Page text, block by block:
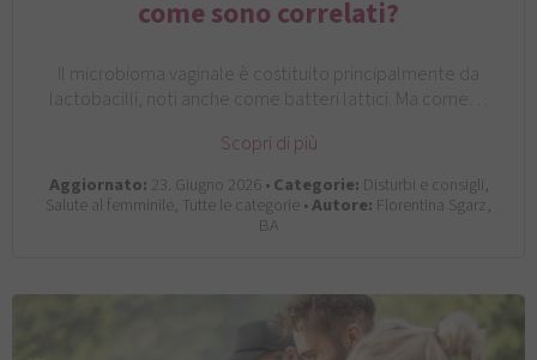
come sono correlati?
Il microbioma vaginale è costituito principalmente da
lactobacilli, noti anche come batteri lattici. Ma come…
Scopri di più
Aggiornato: 23. Giugno 2026 •Categorie: Disturbi e consigli,
Salute al femminile, Tutte le categorie •Autore: Florentina Sgarz,
BA